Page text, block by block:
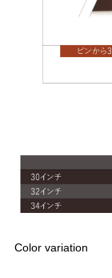
Color variation